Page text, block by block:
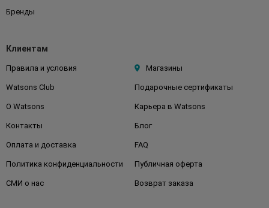
Бренды
Клиентам
Правила и условия Магазины
Watsons Club Подарочные сертификаты
О Watsons Карьера в Watsons
Контакты Блог
Оплата и доставка FAQ
Политика конфиденциальности Публичная оферта
СМИ о нас Возврат заказа